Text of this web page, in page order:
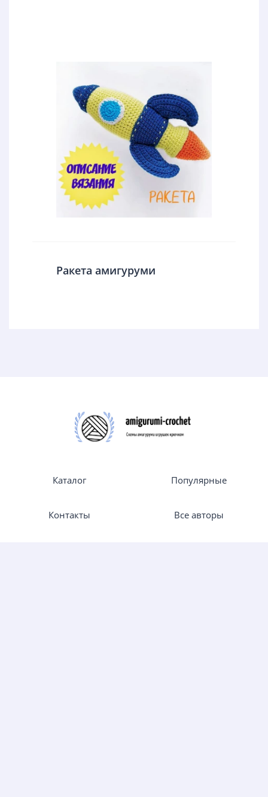
Ракета амигуруми
Каталог Популярные
Контакты Все авторы